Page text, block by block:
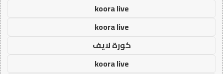
koora live
koora live
كورة لايف
koora live